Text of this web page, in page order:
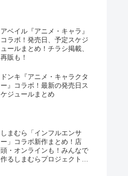
アベイル『アニメ・キャラ』
コラボ！発売日、予定スケジ
ュールまとめ！チラシ掲載、
再販も！
ドンキ『アニメ・キャラクタ
ー』コラボ！最新の発売日ス
ケジュールまとめ
しまむら「インフルエンサ
ー」コラボ新作まとめ！店
頭・オンラインも！みんなで
作るしまむらプロジェクト！